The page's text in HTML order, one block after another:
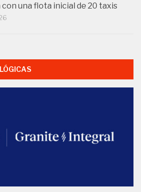
con una flota inicial de 20 taxis